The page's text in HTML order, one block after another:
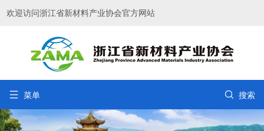
欢迎访问浙江省新材料产业协会官方网站
 菜单  搜索